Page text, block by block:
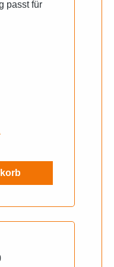
passt für